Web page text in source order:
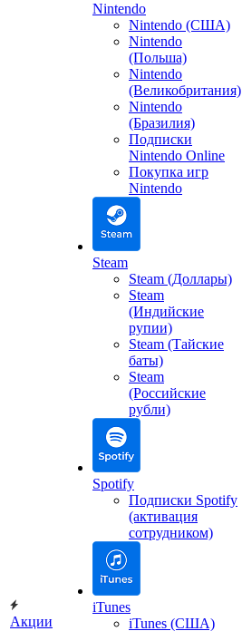
Акции
Nintendo
Nintendo (США)
Nintendo
(Польша)
Nintendo
(Великобритания)
Nintendo
(Бразилия)
Подписки
Nintendo Online
Покупка игр
Nintendo
Steam
Steam (Доллары)
Steam
(Индийские
рупии)
Steam (Тайские
баты)
Steam
(Российские
рубли)
Spotify
Подписки Spotify
(активация
сотрудником)
iTunes
iTunes (США)